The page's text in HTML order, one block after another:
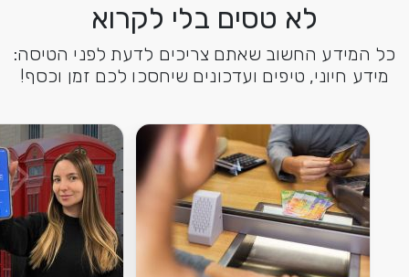
לא טסים בלי לקרוא
כל המידע החשוב שאתם צריכים לדעת לפני הטיסה:
מידע חיוני, טיפים ועדכונים שיחסכו לכם זמן וכסף!